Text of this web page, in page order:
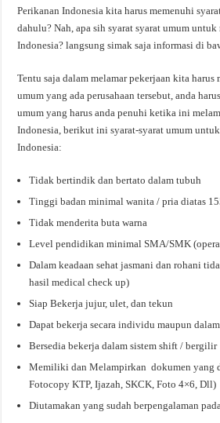
Perikanan Indonesia kita harus memenuhi
dahulu? Nah, apa sih syarat syarat umum untuk
Indonesia? langsung simak saja informasi di
Tentu saja dalam melamar pekerjaan kita harus
umum yang ada perusahaan tersebut, anda
umum yang harus anda penuhi ketika ini
Indonesia, berikut ini syarat-syarat umum
Indonesia:
Tidak bertindik dan bertato dalam tubuh
Tinggi badan minimal wanita / pria diatas
Tidak menderita buta warna
Level pendidikan minimal SMA/SMK
Dalam keadaan sehat jasmani dan rohani
hasil medical check up)
Siap Bekerja jujur, ulet, dan tekun
Dapat bekerja secara individu maupun
Bersedia bekerja dalam sistem shift / bergilir
Memiliki dan Melampirkan dokumen yang
Fotocopy KTP, Ijazah, SKCK, Foto 4×6, Dll)
Diutamakan yang sudah berpengalaman